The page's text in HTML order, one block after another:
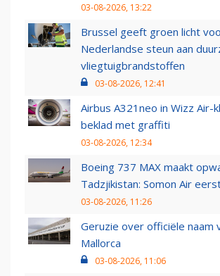
03-08-2026, 13:22
Brussel geeft groen licht
Nederlandse steun aan
vliegtuigbrandstoffen
03-08-2026, 12:41
Airbus A321neo in Wizz Air-
beklad met graffiti
03-08-2026, 12:34
Boeing 737 MAX maakt
Tadzjikistan: Somon Air
03-08-2026, 11:26
Geruzie over officiële naam
Mallorca
03-08-2026, 11:06